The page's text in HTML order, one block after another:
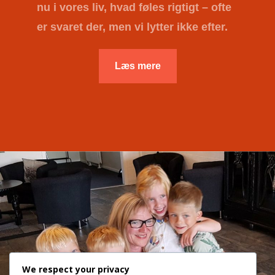
nu i vores liv, hvad føles rigtigt – ofte
er svaret der, men vi lytter ikke efter.
Læs mere
We respect your privacy